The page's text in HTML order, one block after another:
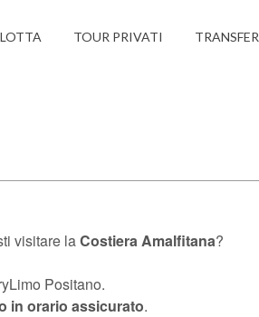
TOUR PRIVATI TRANSFER
visitare laCostiera Amalfitana?
Positano.
in orario assicurato.